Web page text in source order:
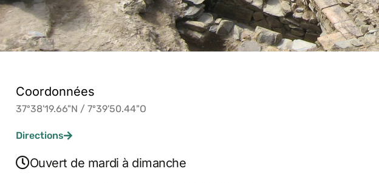
Coordonnées
37º38'19.66"N / 7º39'50.44"O
Directions
Ouvert de mardi à dimanche